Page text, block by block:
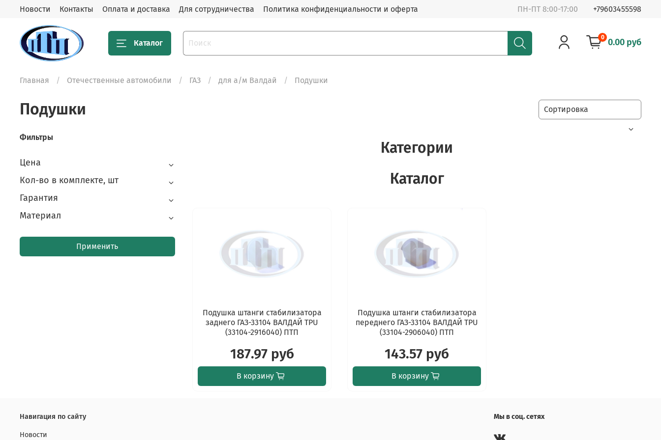
Новости Контакты Оплата и доставка Для сотрудничества Политика конфиденциальности и оферта ПН-ПТ 8:00-17:00 +79603455598
Каталог
0 0.00 руб
Главная Отечественные автомобили ГАЗ для а/м Валдай Подушки
Подушки
Категории
Каталог
Подушка штанги стабилизатора
заднего ГАЗ-33104 ВАЛДАЙ TPU
(33104-2916040) ПТП
187.97 руб
В корзину
Подушка штанги стабилизатора
переднего ГАЗ-33104 ВАЛДАЙ TPU
(33104-2906040) ПТП
143.57 руб
В корзину
Фильтры
Цена
Кол-во в комплекте, шт
Гарантия
Материал
Применить
Навигация по сайту
Новости
Мы в соц. сетях